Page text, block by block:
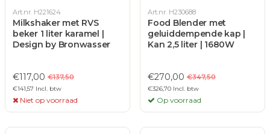
Art.nr. H221624
Milkshaker met RVS
beker 1 liter karamel |
Design by Bronwasser
€117,00 €137,50
€141,57 Incl. btw
Niet op voorraad
Art.nr. H230688
Food Blender met
geluiddempende kap |
Kan 2,5 liter | 1680W
€270,00 €347,50
€326,70 Incl. btw
Op voorraad